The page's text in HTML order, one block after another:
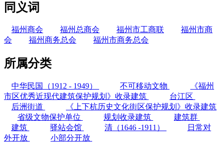
同义词
福州商会 福州总商会 福州市工商联
福州市商
会
福州商务总会 福州市商务总会
所属分类
中华民国（1912 - 1949） 不可移动文物
《福州
市区优秀近现代建筑保护规划》收录建筑
台江区
后洲街道
《上下杭历史文化街区保护规划》收录建筑
省级文物保护单位
规划收录建筑
建筑群
建筑
驿站会馆 清（1646 -1911）
日常对
外开放
小部分开放